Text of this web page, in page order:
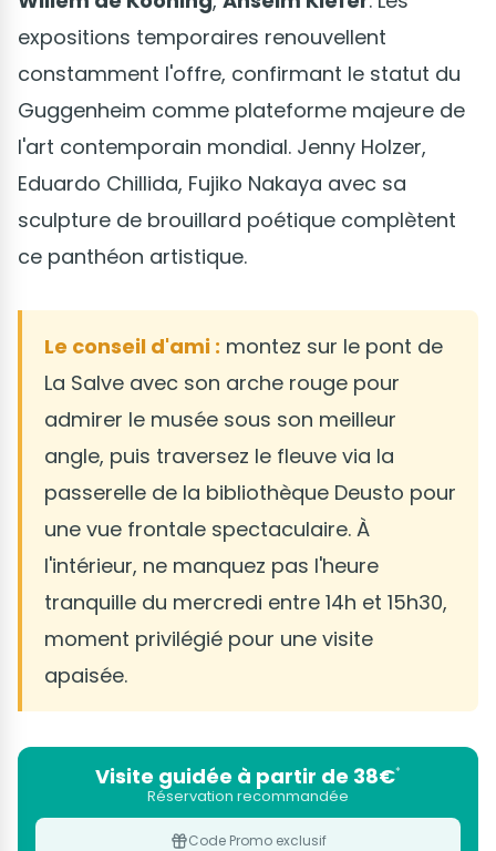
expositions temporaires renouvellent
constamment l'offre, confirmant le statut du
Guggenheim comme plateforme majeure de
l'art contemporain mondial. Jenny Holzer,
Eduardo Chillida, Fujiko Nakaya avec sa
sculpture de brouillard poétique complètent
ce panthéon artistique.
Le conseil d'ami : montez sur le pont de
La Salve avec son arche rouge pour
admirer le musée sous son meilleur
angle, puis traversez le fleuve via la
passerelle de la bibliothèque Deusto pour
une vue frontale spectaculaire. À
l'intérieur, ne manquez pas l'heure
tranquille du mercredi entre 14h et 15h30,
moment privilégié pour une visite
apaisée.
Visite guidée à partir de 38€*
Réservation recommandée
Code Promo exclusif